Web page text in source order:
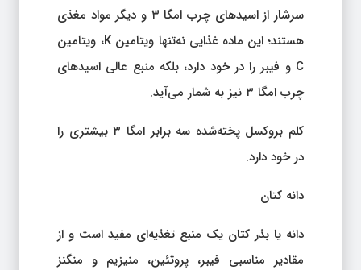
سرشار از اسیدهای چرب امگا ۳ و دیگر مواد مغذی
هستند؛ این ماده غذایی نه‌تنها ویتامین K، ویتامین
C و فیبر را در خود دارد، بلکه منبع عالی اسیدهای
چرب امگا ۳ نیز به شمار می‌آید.
کلم بروکسل پخته‌شده سه برابر امگا ۳ بیشتری را
در خود دارد.
دانه کتان
دانه یا بذر کتان یک منبع تغذیه‌ای مفید است و از
مقادیر مناسبی فیبر، پروتئین، منیزیم و منگنز